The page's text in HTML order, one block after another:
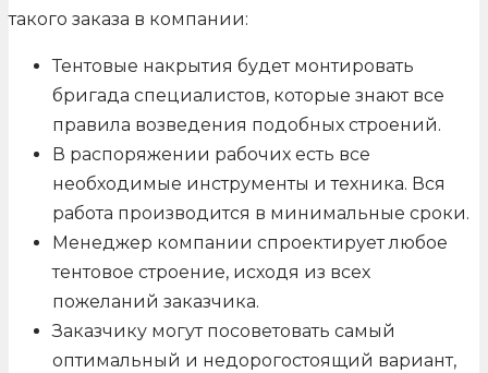
такого заказа в компании:
Тентовые накрытия будет монтировать
бригада специалистов, которые знают все
правила возведения подобных строений.
В распоряжении рабочих есть все
необходимые инструменты и техника. Вся
работа производится в минимальные сроки.
Менеджер компании спроектирует любое
тентовое строение, исходя из всех
пожеланий заказчика.
Заказчику могут посоветовать самый
оптимальный и недорогостоящий вариант,